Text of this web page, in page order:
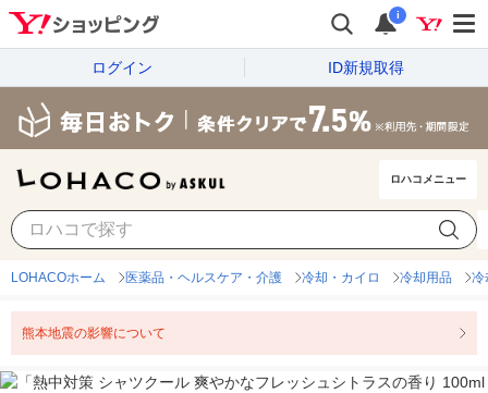
i
ログイン ID新規取得
ロハコメニュー
LOHACOホーム 医薬品・ヘルスケア・介護 冷却・カイロ 冷却用品 冷
熊本地震の影響について